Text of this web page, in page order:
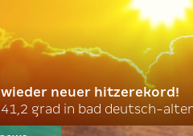
wieder neuer hitzerekord!
41,2 grad in bad deutsch-